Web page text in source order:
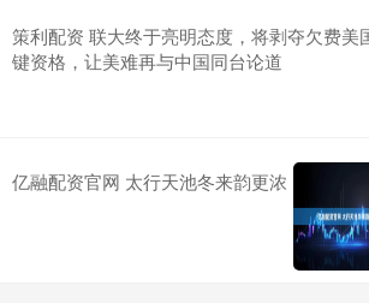
策利配资 联大终于亮明态度，将剥夺欠费美
键资格，让美难再与中国同台论道
亿融配资官网 太行天池冬来韵更浓